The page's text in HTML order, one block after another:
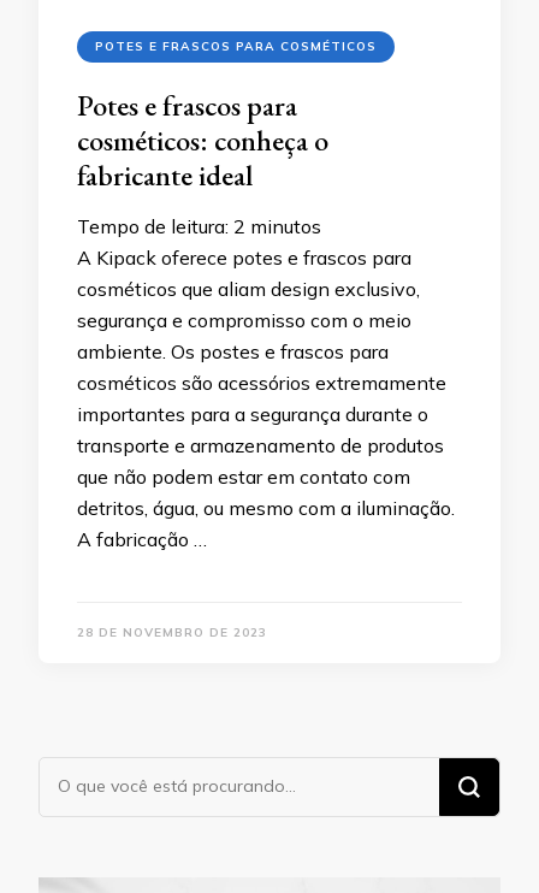
POTES E FRASCOS PARA COSMÉTICOS
Potes e frascos para
cosméticos: conheça o
fabricante ideal
Tempo de leitura: 2 minutos
A Kipack oferece potes e frascos para
cosméticos que aliam design exclusivo,
segurança e compromisso com o meio
ambiente. Os postes e frascos para
cosméticos são acessórios extremamente
importantes para a segurança durante o
transporte e armazenamento de produtos
que não podem estar em contato com
detritos, água, ou mesmo com a iluminação.
A fabricação …
28 DE NOVEMBRO DE 2023
Procurando
algo?